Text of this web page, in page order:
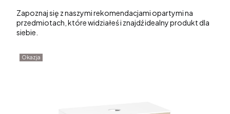
Zapoznaj się z naszymi rekomendacjami opartymi na
przedmiotach, które widziałeś i znajdź idealny produkt dla
siebie.
Okazja